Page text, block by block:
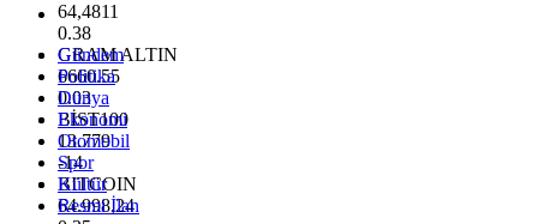
64,4811
0.38
GRAM ALTIN
6660.55
0.03
BİST100
13.779
-14
BITCOIN
64.998,24
Gündem
Politika
Dünya
Ekonomi
Otomobil
Spor
Kültür
Resmi İlan